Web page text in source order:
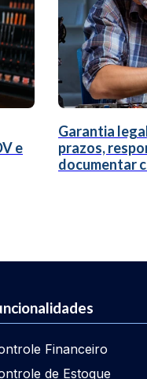
e
Garantia
prazos,
documentar
Financeiro
de Estoque